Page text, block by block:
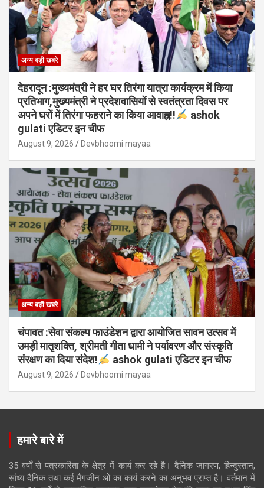
अन्य बड़ी खबरे
देहरादून :मुख्यमंत्री ने हर घर तिरंगा यात्रा कार्यक्रम में किया
प्रतिभाग,मुख्यमंत्री ने प्रदेशवासियों से स्वतंत्रता दिवस पर
अपने घरों में तिरंगा फहराने का किया आवाह्न!!
ashok
gulati एडिटर इन चीफ
August 9, 2026 Devbhoomi mayaa
अन्य बड़ी खबरे
चंपावत :सेवा संकल्प फाउंडेशन द्वारा आयोजित सावन उत्सव में
उमड़ी मातृशक्ति, श्रीमती गीता धामी ने पर्यावरण और संस्कृति
संरक्षण का दिया संदेश!
ashok gulati एडिटर इन चीफ
August 9, 2026 Devbhoomi mayaa
हमारे बारे में
35 वर्षों से पत्रकारिता के क्षेत्र में कार्य कर रहे है। दैनिक जागरण, हिन्दुस्तान,
सांध्य दैनिक तथा कई मैगजीन ओं का कार्य करने का अनुभव प्राप्त है। वर्तमान में